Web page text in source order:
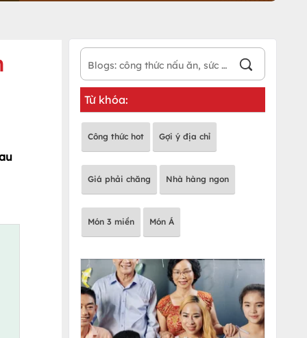
Từ khóa:
Công thức hot Gợi ý địa chỉ
Giá phải chăng Nhà hàng ngon
Món 3 miền Món Á